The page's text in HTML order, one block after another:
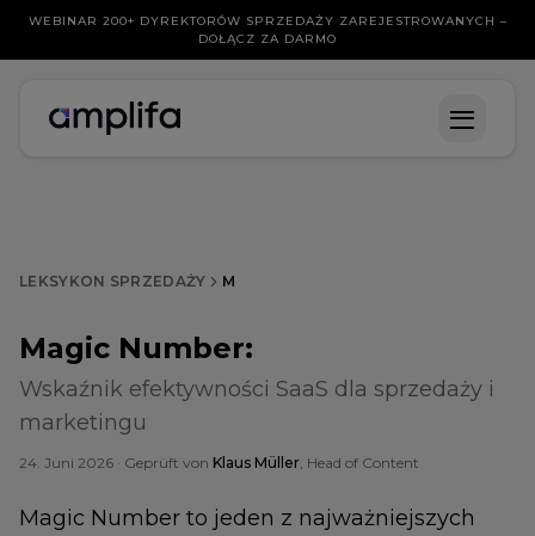
WEBINAR 200+ DYREKTORÓW SPRZEDAŻY ZAREJESTROWANYCH –
DOŁĄCZ ZA DARMO
LEKSYKON SPRZEDAŻY M
Magic Number:
Wskaźnik efektywności SaaS dla sprzedaży i
marketingu
24. Juni 2026 · Geprüft von Klaus Müller, Head of Content
Magic Number to jeden z najważniejszych